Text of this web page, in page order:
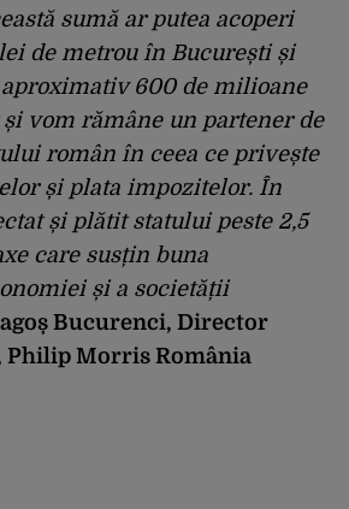
sumă ar putea acoperi
de metrou în București și
600 de milioane
vom rămâne un partener de
român în ceea ce privește
și plata impozitelor. În
și plătit statului peste 2,5
care susțin buna
și a societății
Bucurenci, Director
Philip Morris România